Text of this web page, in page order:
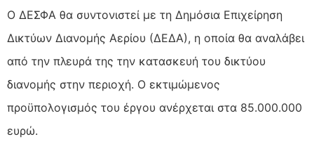
Ο ΔΕΣΦΑ θα συντονιστεί με τη Δημόσια Επιχείρηση
Δικτύων Διανομής Αερίου (ΔΕΔΑ), η οποία θα αναλάβει
από την πλευρά της την κατασκευή του δικτύου
διανομής στην περιοχή. Ο εκτιμώμενος
προϋπολογισμός του έργου ανέρχεται στα 85.000.000
ευρώ.